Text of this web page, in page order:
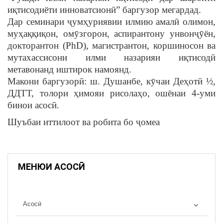
иқтисодиёти инноватсионӣ” баргузор мегардад.
Дар семинари ҷумҳуриявии илмию амалӣ олимон,
муҳаққиқон, омӯзгорон, аспирантону унвонҷӯён,
докторантон (PhD), магистрантон, коршиносон ва
мутахассисони илми назарияи иқтисодӣ
метавонанд иштирок намоянд.
Макони баргузорӣ: ш. Душанбе, кӯчаи Деҳотӣ ½,
ДДТТ, толори ҳимояи рисолаҳо, ошёнаи 4-уми
бинои асосӣ.
Шуъбаи иттилоот ва робита бо ҷомеа
МЕНЮИ АСОСӢ
Асосӣ